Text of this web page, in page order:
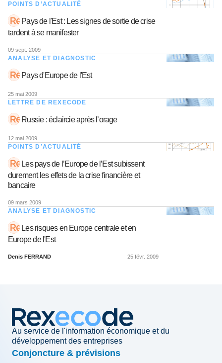
POINTS D’ACTUALITÉ
Pays de l'Est : Les signes de sortie de crise
tardent à se manifester
09 sept. 2009
ANALYSE ET DIAGNOSTIC
Pays d'Europe de l'Est
25 mai 2009
LETTRE DE REXECODE
Russie : éclaircie après l’orage
12 mai 2009
POINTS D’ACTUALITÉ
Les pays de l’Europe de l’Est subissent
durement les effets de la crise financière et
bancaire
09 mars 2009
ANALYSE ET DIAGNOSTIC
Les risques en Europe centrale et en
Europe de l'Est
Denis FERRAND 25 févr. 2009
Au service de l'information économique et du
développement des entreprises
Conjoncture & prévisions